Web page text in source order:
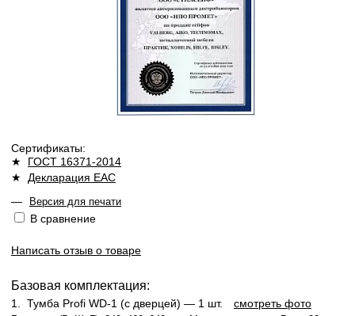
Сертификаты:
★ ГОСТ 16371-2014
★ Декларация ЕАС
—
Версия для печати
В сравнение
Написать отзыв о товаре
Базовая комплектация:
1. Тумба Profi WD-1 (с дверцей) — 1 шт. смотреть фото